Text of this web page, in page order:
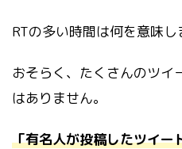
RTの多い時間は何を意味し
おそらく、たくさんのツイ
はありません。
「有名人が投稿したツイー